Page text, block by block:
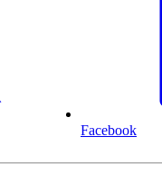
Facebook